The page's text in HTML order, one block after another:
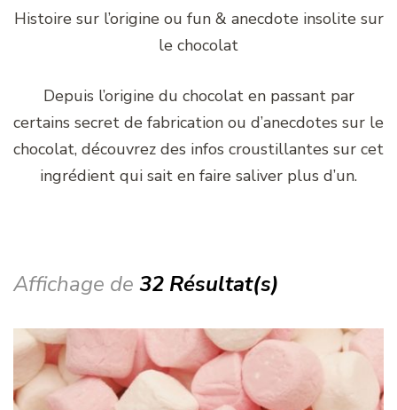
Histoire sur l’origine ou fun & anecdote insolite sur
le chocolat
Depuis l’origine du chocolat en passant par
certains secret de fabrication ou d’anecdotes sur le
chocolat, découvrez des infos croustillantes sur cet
ingrédient qui sait en faire saliver plus d’un.
Affichage de 32 Résultat(s)